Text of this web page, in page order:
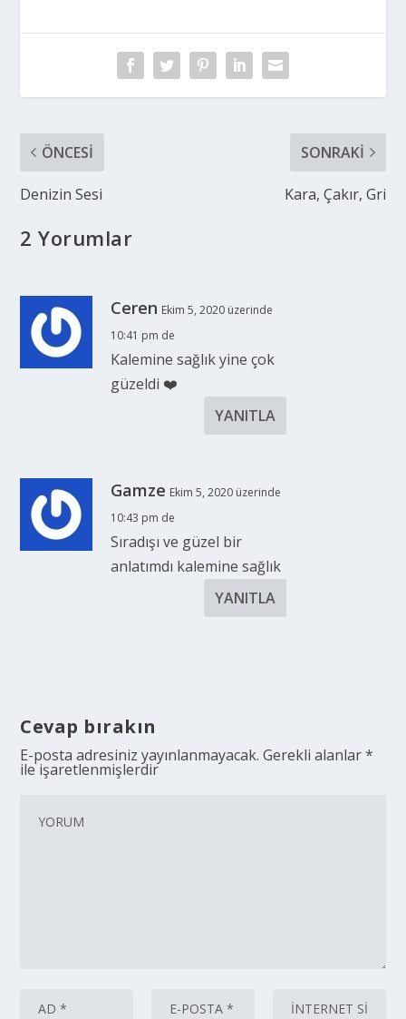
ÖNCESI
Denizin Sesi
SONRAKI
Kara, Çakır, Gri
2 Yorumlar
Ceren Ekim 5, 2020 üzerinde
10:41 pm de
Kalemine sağlık yine çok
güzeldi ❤️
YANITLA
Gamze Ekim 5, 2020 üzerinde
10:43 pm de
Sıradışı ve güzel bir
anlatımdı kalemine sağlık
YANITLA
Cevap bırakın
E-posta adresiniz yayınlanmayacak. Gerekli alanlar*
ile işaretlenmişlerdir